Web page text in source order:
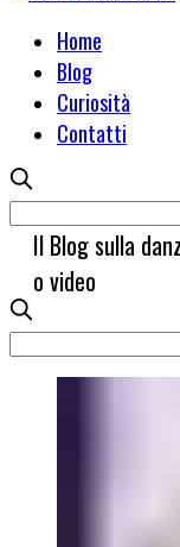
Home
Blog
Curiosità
Contatti
Il Blog sulla
o video